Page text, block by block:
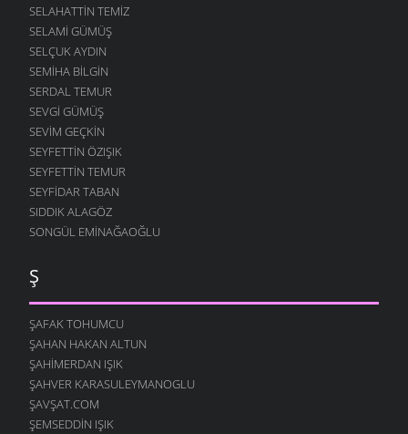
SELAHATTIN TEMIZ
SELAMI GÜMÜŞ
SELÇUK AYDIN
SEMIHA BILGIN
SERDAL TEMUR
SEVGI GÜMÜŞ
SEVIM GEÇKIN
SEYFETTIN ÖZIŞIK
SEYFETTIN TEMUR
SEYFIDAR TABAN
SIDDIK ALAGÖZ
SONGÜL EMINAĞAOĞLU
Ş
ŞAFAK TOHUMCU
ŞAHAN HAKAN ALTUN
ŞAHIMERDAN IŞIK
ŞAHVER KARASULEYMANOGLU
ŞAVŞAT.COM
ŞEMSEDDIN IŞIK